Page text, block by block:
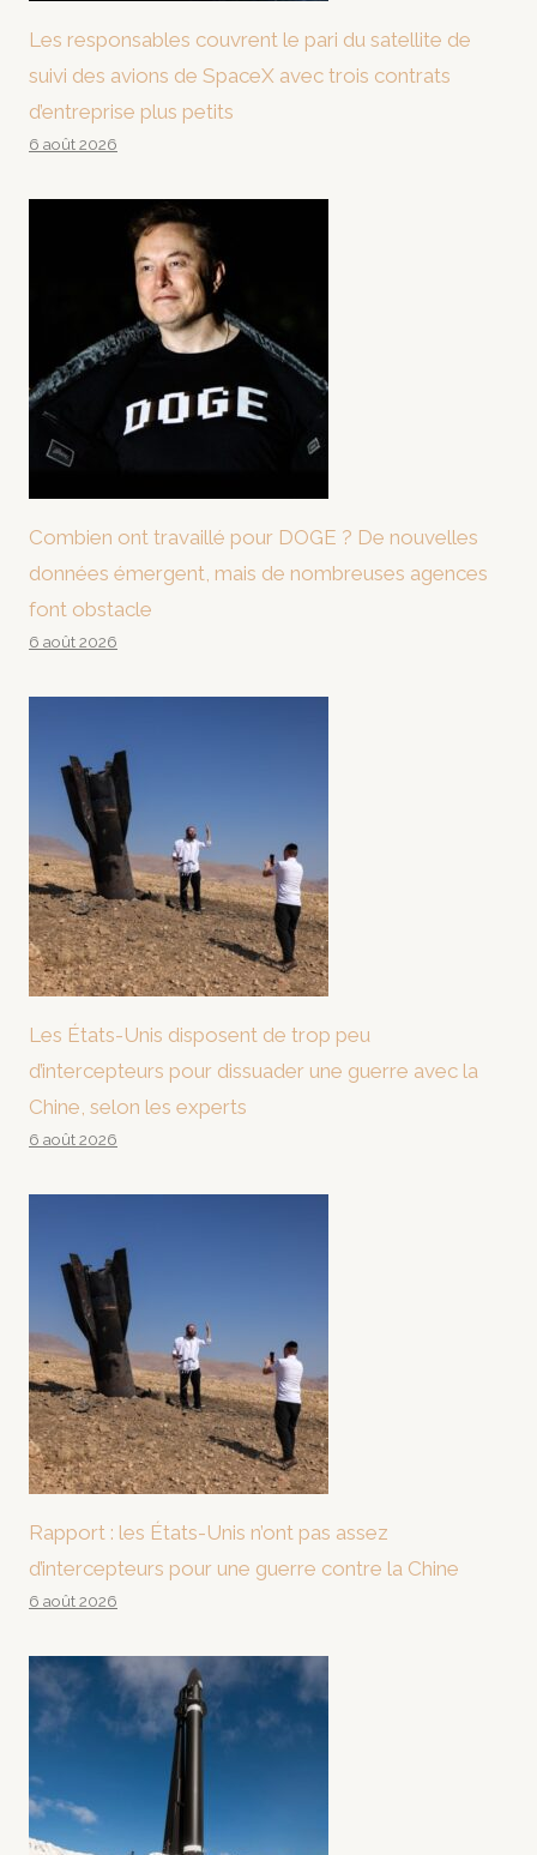
Les responsables couvrent le pari du satellite de
suivi des avions de SpaceX avec trois contrats
d’entreprise plus petits
6 août 2026
Combien ont travaillé pour DOGE ? De nouvelles
données émergent, mais de nombreuses agences
font obstacle
6 août 2026
Les États-Unis disposent de trop peu
d’intercepteurs pour dissuader une guerre avec la
Chine, selon les experts
6 août 2026
Rapport : les États-Unis n’ont pas assez
d’intercepteurs pour une guerre contre la Chine
6 août 2026